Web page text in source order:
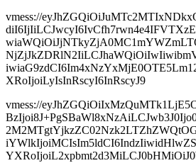
vmess://
XRoIjoiLyIsInRscyI6InRscyJ9
vmess://